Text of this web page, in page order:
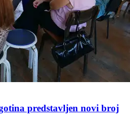
predstavljen novi broj